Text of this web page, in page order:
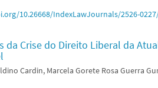
10.26668/IndexLawJournals/2526-
da Crise do Direito Liberal da
Cardin, Marcela Gorete Rosa Guerra